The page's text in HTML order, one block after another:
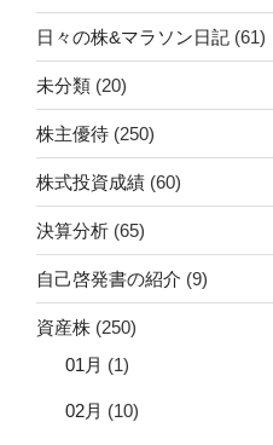
日々の株&マラソン日記 (61)
未分類 (20)
株主優待 (250)
株式投資成績 (60)
決算分析 (65)
自己啓発書の紹介 (9)
資産株 (250)
01月 (1)
02月 (10)